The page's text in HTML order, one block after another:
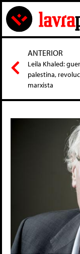
ANTERIOR
Leila Khaled:
palestina,
marxista